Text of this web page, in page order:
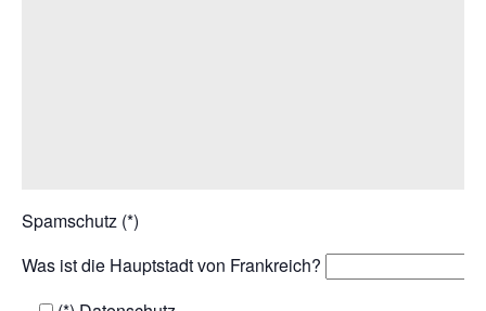
Spamschutz (*)
Was ist die Hauptstadt von Frankreich?